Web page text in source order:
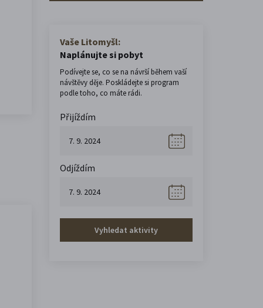
Vaše Litomyšl:
Naplánujte si pobyt
Podívejte se, co se na návrší během vaší
návštěvy děje. Poskládejte si program
podle toho, co máte rádi.
Přijíždím
Odjíždím
Vyhledat aktivity